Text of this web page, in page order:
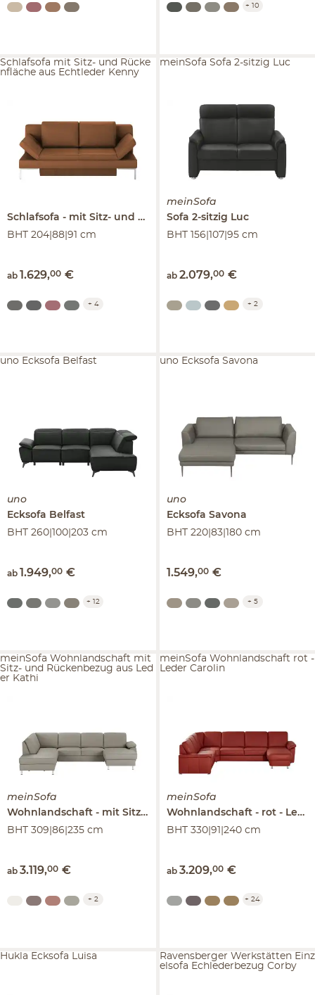
+ 10
Schlafsofa mit Sitz- und Rückenfläche aus Echtleder
BHT 204|88|91 cm
ab 1.629,00 €
Schlafsofa mit Sitz- und Rücke
nfläche aus Echtleder Kenny
+ 4
meinSofa
Sofa 2-sitzig Luc
BHT 156|107|95 cm
ab 2.079,00 €
meinSofa Sofa 2-sitzig Luc
+ 2
uno
Ecksofa Belfast
BHT 260|100|203 cm
ab 1.949,00 €
uno Ecksofa Belfast
+ 12
uno
Ecksofa Savona
BHT 220|83|180 cm
1.549,00 €
uno Ecksofa Savona
+ 5
meinSofa
Wohnlandschaft mit Sitz- und Rückenbezug aus Leder
BHT 309|86|235 cm
ab 3.119,00 €
meinSofa Wohnlandschaft mit
Sitz- und Rückenbezug aus Led
er Kathi
+ 2
meinSofa
Wohnlandschaft
rot - Leder
BHT 330|91|240 cm
ab 3.209,00 €
meinSofa Wohnlandschaft rot -
Leder Carolin
+ 24
Hukla Ecksofa Luisa
Ravensberger Werkstätten Einz
elsofa Echlederbezug Corby